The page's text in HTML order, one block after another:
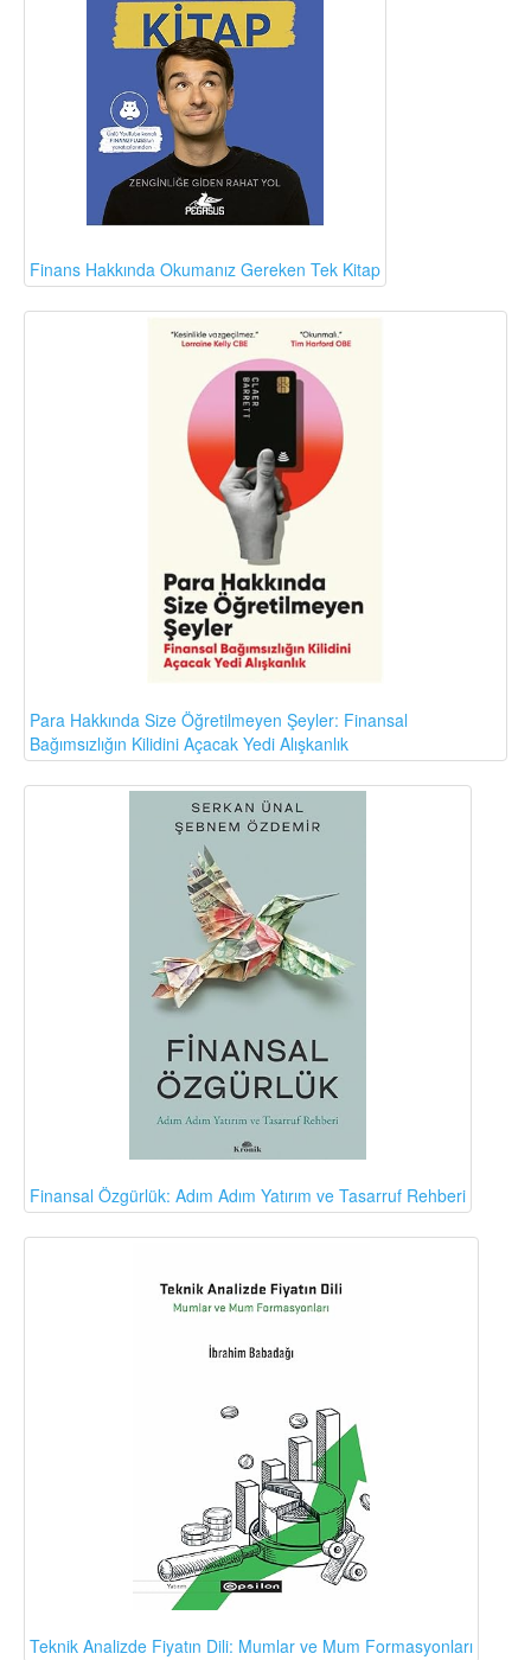
Finans Hakkında Okumanız Gereken Tek Kitap
Para Hakkında Size Öğretilmeyen Şeyler: Finansal
Bağımsızlığın Kilidini Açacak Yedi Alışkanlık
Finansal Özgürlük: Adım Adım Yatırım ve Tasarruf Rehberi
Teknik Analizde Fiyatın Dili: Mumlar ve Mum Formasyonları